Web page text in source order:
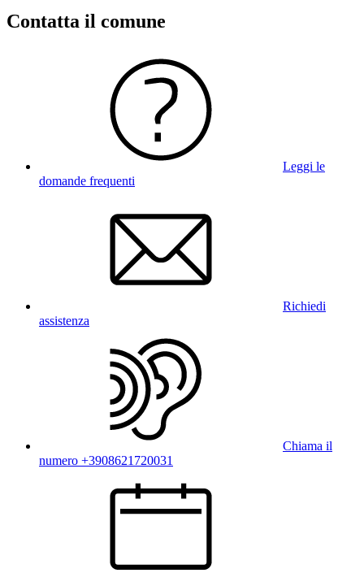
Contatta il comune
Leggi le
domande frequenti
Richiedi
assistenza
Chiama il
numero +3908621720031